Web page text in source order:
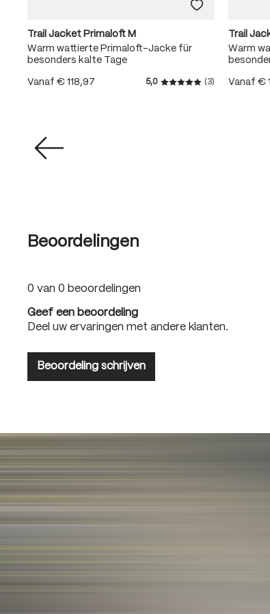
Trail Jacket Primaloft M
Warm wattierte Primaloft-Jacke für
besonders kalte Tage
Vanaf € 118,97 5,0
Gemiddelde
(3)
Trail
Warm
Vanaf €
Beoordelingen
0 van 0 beoordelingen
Geef een beoordeling
Deel uw ervaringen met andere klanten.
Beoordeling schrijven